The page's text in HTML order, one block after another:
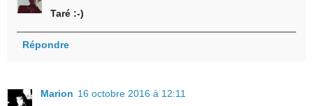
Taré :-)
Répondre
Marion 16 octobre 2016 à 12:11